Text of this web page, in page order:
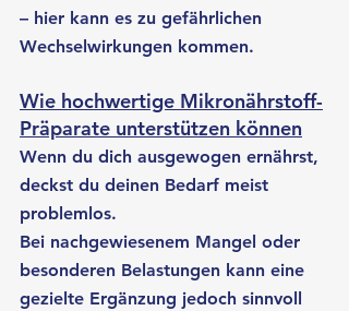
– hier kann es zu gefährlichen
Wechselwirkungen kommen.
Wie hochwertige Mikronährstoff-
Präparate unterstützen können
Wenn du dich ausgewogen ernährst,
deckst du deinen Bedarf meist
problemlos.
Bei nachgewiesenem Mangel oder
besonderen Belastungen kann eine
gezielte Ergänzung jedoch sinnvoll